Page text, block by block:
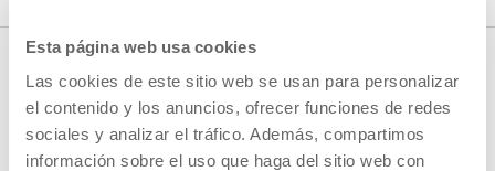
Esta página web usa cookies
Las cookies de este sitio web se usan para personalizar
el contenido y los anuncios, ofrecer funciones de redes
sociales y analizar el tráfico. Además, compartimos
información sobre el uso que haga del sitio web con